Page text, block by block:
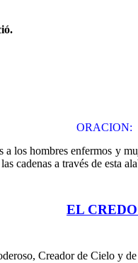
ORACION:
a los hombres enfermos y
cadenas a través de esta
EL
Creador de Cielo y